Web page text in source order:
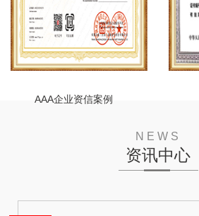
AAA企业资信案例
NEWS
资讯中心